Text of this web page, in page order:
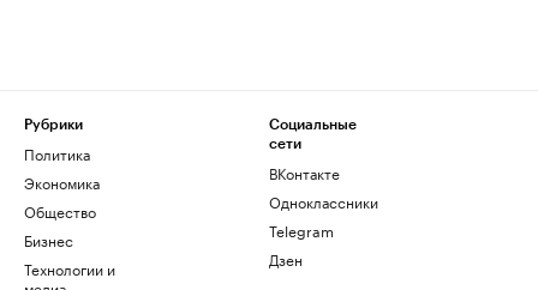
Рубрики
Политика
Экономика
Общество
Бизнес
Технологии и
Социальные
сети
ВКонтакте
Одноклассники
Telegram
Дзен